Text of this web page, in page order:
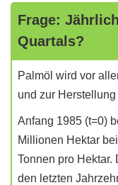
Frage:
Quartals?
Palmöl wird vor
und zur
Anfang 1985 (t=0)
Millionen Hektar
Tonnen pro
den letzten